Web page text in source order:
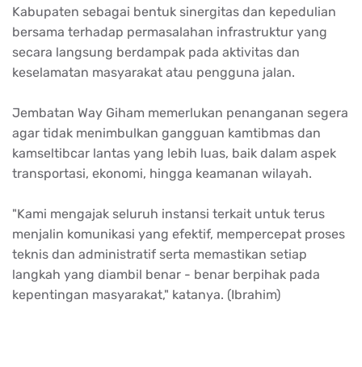
Kabupaten sebagai bentuk sinergitas dan kepedulian
bersama terhadap permasalahan infrastruktur yang
secara langsung berdampak pada aktivitas dan
keselamatan masyarakat atau pengguna jalan.
Jembatan Way Giham memerlukan penanganan segera
agar tidak menimbulkan gangguan kamtibmas dan
kamseltibcar lantas yang lebih luas, baik dalam aspek
transportasi, ekonomi, hingga keamanan wilayah.
"Kami mengajak seluruh instansi terkait untuk terus
menjalin komunikasi yang efektif, mempercepat proses
teknis dan administratif serta memastikan setiap
langkah yang diambil benar - benar berpihak pada
kepentingan masyarakat," katanya. (Ibrahim)